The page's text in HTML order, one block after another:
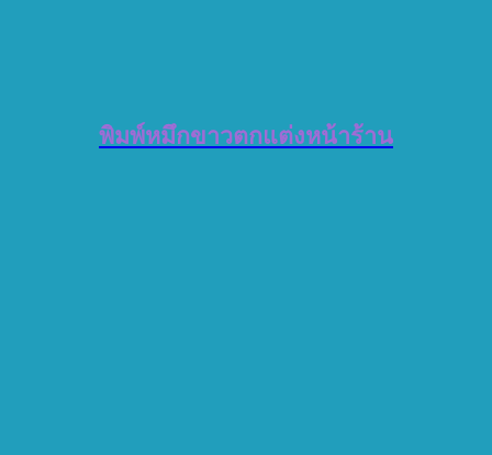
พิมพ์หมึกขาวตกแต่งหน้าร้าน